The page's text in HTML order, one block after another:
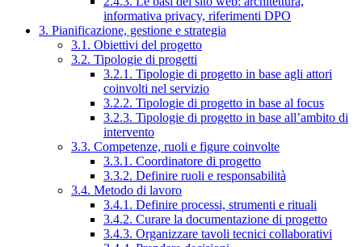
informativa privacy, riferimenti DPO
3. Pianificazione, gestione e strategia
3.1. Obiettivi del progetto
3.2. Tipologie di progetti
3.2.1. Tipologie di progetto in base agli attori
coinvolti nel servizio
3.2.2. Tipologie di progetto in base al focus
3.2.3. Tipologie di progetto in base all’ambito di
intervento
3.3. Competenze, ruoli e figure coinvolte
3.3.1. Coordinatore di progetto
3.3.2. Definire ruoli e responsabilità
3.4. Metodo di lavoro
3.4.1. Definire processi, strumenti e rituali
3.4.2. Curare la documentazione di progetto
3.4.3. Organizzare tavoli tecnici collaborativi